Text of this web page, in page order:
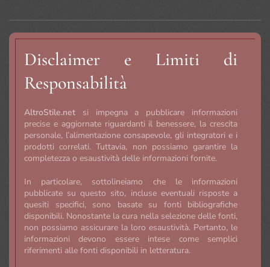
Disclaimer e Limiti di
Responsabilità
AltroStile.net si impegna a pubblicare informazioni
precise e aggiornate riguardanti il benessere, la crescita
personale, l’alimentazione consapevole, gli integratori e i
prodotti correlati. Tuttavia, non possiamo garantire la
completezza o esaustività delle informazioni fornite.
In particolare, sottolineiamo che le informazioni
pubblicate su questo sito, incluse eventuali risposte a
quesiti specifici, sono basate su fonti bibliografiche
disponibili. Nonostante la cura nella selezione delle fonti,
non possiamo assicurare la loro esaustività. Pertanto, le
informazioni devono essere intese come semplici
riferimenti alle fonti disponibili in letteratura.